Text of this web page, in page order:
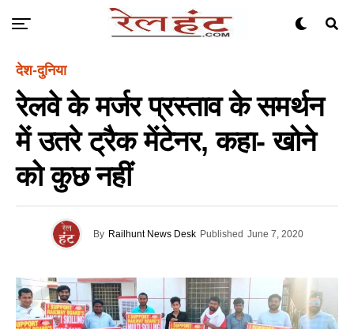
देश-दुनिया
रेलवे के मर्जर प्रस्ताव के समर्थन
में उतरे ट्रैक मेंटेनर, कहा- खोने
को कुछ नहीं
By Railhunt News Desk Published June 7, 2020